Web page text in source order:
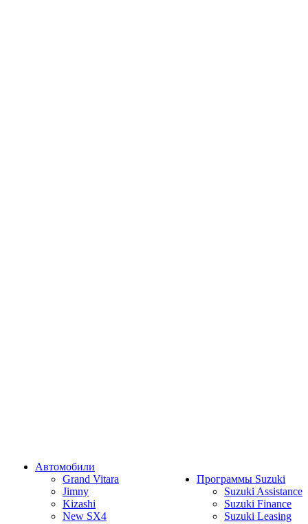
Автомобили
Grand Vitara
Jimny
Kizashi
New SX4
Программы Suzuki
Suzuki Assistance
Suzuki Finance
Suzuki Leasing